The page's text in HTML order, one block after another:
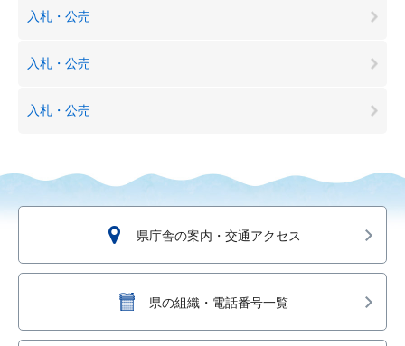
入札・公売
入札・公売
入札・公売
県庁舎の案内・交通アクセス
県の組織・電話番号一覧